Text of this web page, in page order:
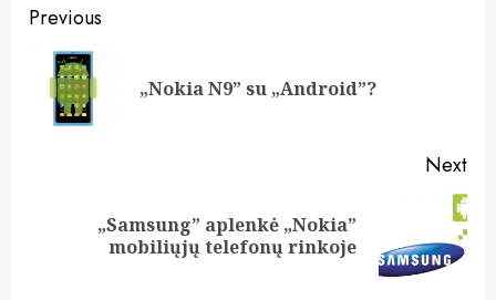
Post
navigation
Previous
„Nokia N9” su „Android”?
Next
„Samsung” aplenkė „Nokia”
mobiliųjų telefonų rinkoje